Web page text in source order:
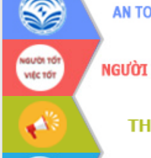
Phó Chủ tịch UBND tỉnh Đắk Lắk
Trương Công Thái kiểm tra thực địa
Dự án cao tốc Khánh Hòa - Buôn Ma
Thuột
Định vị cà phê Việt Nam như một “di
sản sống” trong dòng chảy toàn cầu
Xây dựng nông thôn mới: Nâng cao đời
sống người dân từ những mô hình thiết
thực
Quyết liệt tháo gỡ vướng mắc, đẩy
nhanh tiến độ các dự án trọng điểm
trong Khu kinh tế Nam Phú Yên